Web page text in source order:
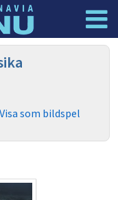
Visa som bildspel